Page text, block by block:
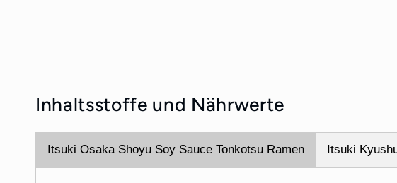
Inhaltsstoffe und Nährwerte
Itsuki Osaka Shoyu Soy Sauce Tonkotsu Ramen Itsuki